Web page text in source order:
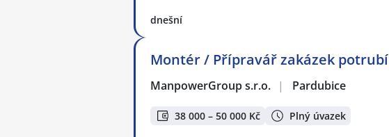
dnešní
Montér / Přípravář zakázek potrubí
ManpowerGroup s.r.o. | Pardubice
38 000 – 50 000 Kč Plný úvazek